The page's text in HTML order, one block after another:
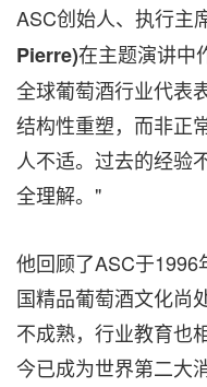
ASC创始人、执行主
Pierre)在主题演讲中
全球葡萄酒行业代表
结构性重塑，而非正
人不适。过去的经验
全理解。"
他回顾了ASC于
国精品葡萄酒文化尚
不成熟，行业教育也
今已成为世界第二大